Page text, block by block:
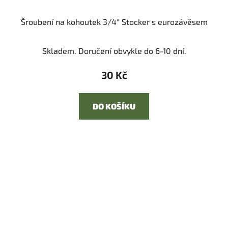
Šroubení na kohoutek 3/4" Stocker s eurozávěsem
Skladem. Doručení obvykle do 6-10 dní.
30 Kč
DO KOŠÍKU